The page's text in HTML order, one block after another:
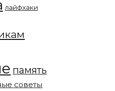
лайфхаки
память
советы